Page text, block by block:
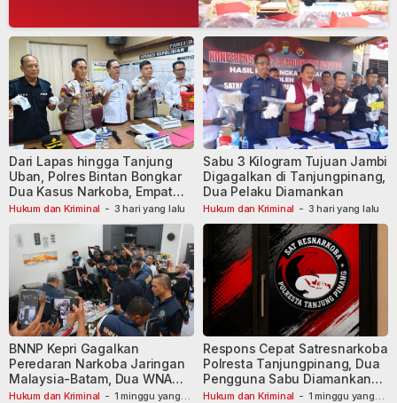
Hukum dan Kriminal - 3 hari yang lalu
Dari Lapas hingga Tanjung
Uban, Polres Bintan Bongkar
Dua Kasus Narkoba, Empat
Tersangka Dibekuk
Hukum dan Kriminal - 3 hari yang lalu
Sabu 3 Kilogram Tujuan Jambi
Digagalkan di Tanjungpinang,
Dua Pelaku Diamankan
Hukum dan Kriminal - 1 minggu yang
BNNP Kepri Gagalkan
Peredaran Narkoba Jaringan
Malaysia-Batam, Dua WNA
Masih Diburu
Hukum dan Kriminal - 1 minggu yang
Respons Cepat Satresnarkoba
Polresta Tanjungpinang, Dua
Pengguna Sabu Diamankan
Usai Dilaporkan ke Call Center